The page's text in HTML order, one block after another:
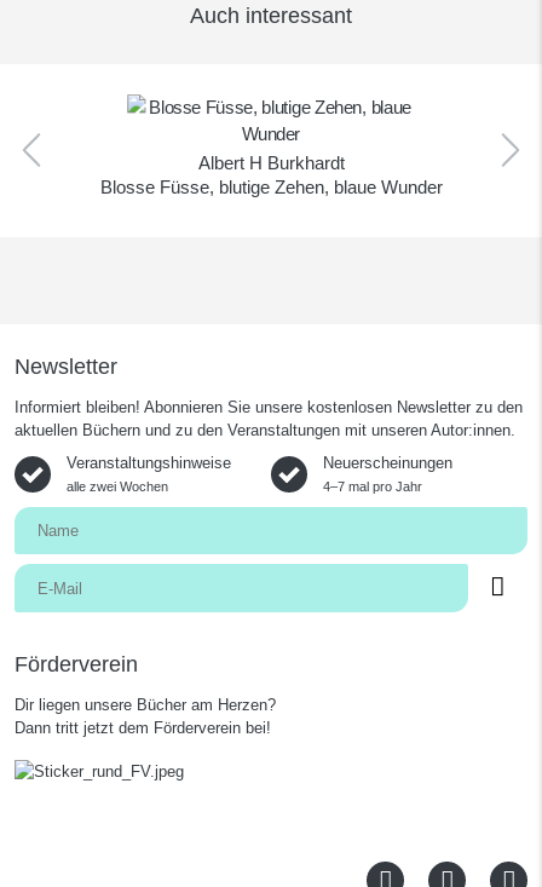
Auch interessant
Albert H Burkhardt
Blosse Füsse, blutige Zehen, blaue Wunder
Newsletter
Informiert bleiben! Abonnieren Sie unsere kostenlosen Newsletter zu den
aktuellen Büchern und zu den Veranstaltungen mit unseren Autor:innen.
Veranstaltungshinweise
alle zwei Wochen
Neuerscheinungen
4–7 mal pro Jahr
Förderverein
Dir liegen unsere Bücher am Herzen?
Dann tritt jetzt dem Förderverein bei!